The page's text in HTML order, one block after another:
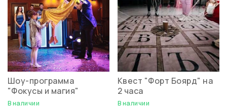
Шоу-программа
"Фокусы и магия"
В наличии
Квест "Форт Боярд" на
2 часа
В наличии